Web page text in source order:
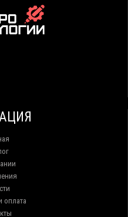
оплата